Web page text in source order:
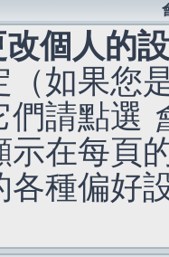
個人的
（如果您
們請點選
示在每頁
各種偏好